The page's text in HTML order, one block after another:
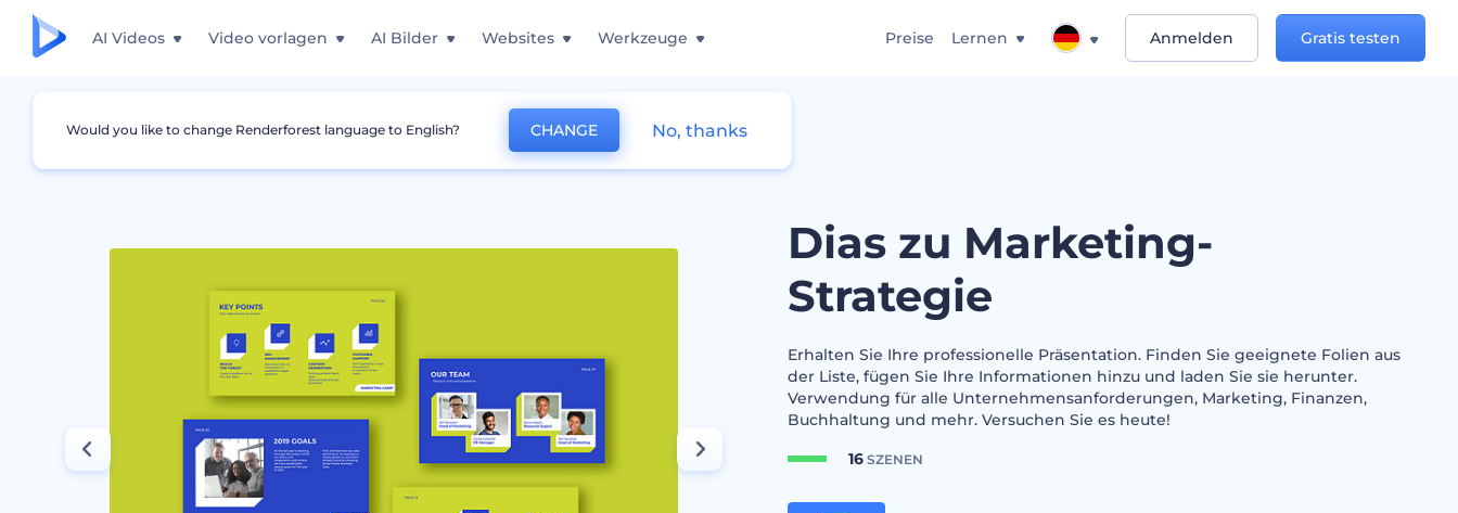
AI Videos Video vorlagen AI Bilder Websites Werkzeuge Preise Lernen Anmelden Gratis testen
Grafiken Präsentationen Dias zu Marketing-Strategie
Dias zu Marketing-
Strategie
Erhalten Sie Ihre professionelle Präsentation. Finden Sie geeignete Folien aus
der Liste, fügen Sie Ihre Informationen hinzu und laden Sie sie herunter.
Verwendung für alle Unternehmensanforderungen, Marketing, Finanzen,
Buchhaltung und mehr. Versuchen Sie es heute!
16SZENEN
Would you like to change Renderforest language to English? CHANGE No, thanks